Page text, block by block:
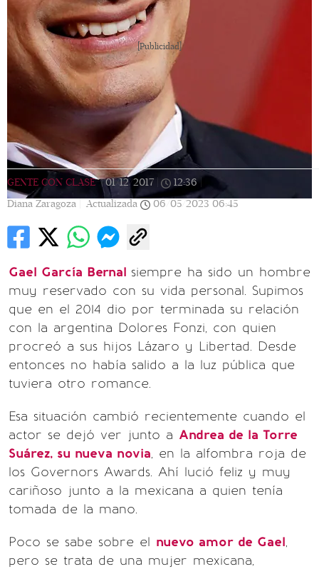
[Publicidad]
GENTE CON CLASE | 01/12/2017 12:36 |
Diana Zaragoza |
Actualizada 06/05/2023 06:45
Gael García Bernal siempre ha sido un hombre
muy reservado con su vida personal. Supimos
que en el 2014 dio por terminada su relación
con la argentina Dolores Fonzi, con quien
procreó a sus hijos Lázaro y Libertad. Desde
entonces no había salido a la luz pública que
tuviera otro romance.
Esa situación cambió recientemente cuando el
actor se dejó ver junto a Andrea de la Torre
Suárez, su nueva novia, en la alfombra roja de
los Governors Awards. Ahí lució feliz y muy
cariñoso junto a la mexicana a quien tenía
tomada de la mano.
Poco se sabe sobre el nuevo amor de Gael,
pero se trata de una mujer mexicana,